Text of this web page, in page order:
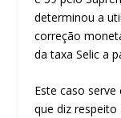
determinou a
correção
da taxa Selic a
Este caso
que diz